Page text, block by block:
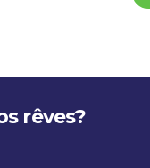
rêves?